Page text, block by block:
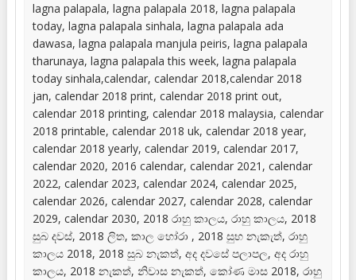
lagna palapala, lagna palapala 2018, lagna palapala
today, lagna palapala sinhala, lagna palapala ada
dawasa, lagna palapala manjula peiris, lagna palapala
tharunaya, lagna palapala this week, lagna palapala
today sinhala,calendar, calendar 2018,calendar 2018
jan, calendar 2018 print, calendar 2018 print out,
calendar 2018 printing, calendar 2018 malaysia, calendar
2018 printable, calendar 2018 uk, calendar 2018 year,
calendar 2018 yearly, calendar 2019, calendar 2017,
calendar 2020, 2016 calendar, calendar 2021, calendar
2022, calendar 2023, calendar 2024, calendar 2025,
calendar 2026, calendar 2027, calendar 2028, calendar
2029, calendar 2030, 2018 රාහු කාලය, රාහු කාලය, 2018
සුබ දවස්, 2018 ලිත, කාල හෝරා , 2018 සුභ නැකැත්, රාහු
කාලය 2018, 2018 සුබ නැකත්, අද දවසේ පලාපල, අද රාහු
කාලය, 2018 නැකත්, නිවාස නැකත්, කෝණ මාස 2018, රාහු